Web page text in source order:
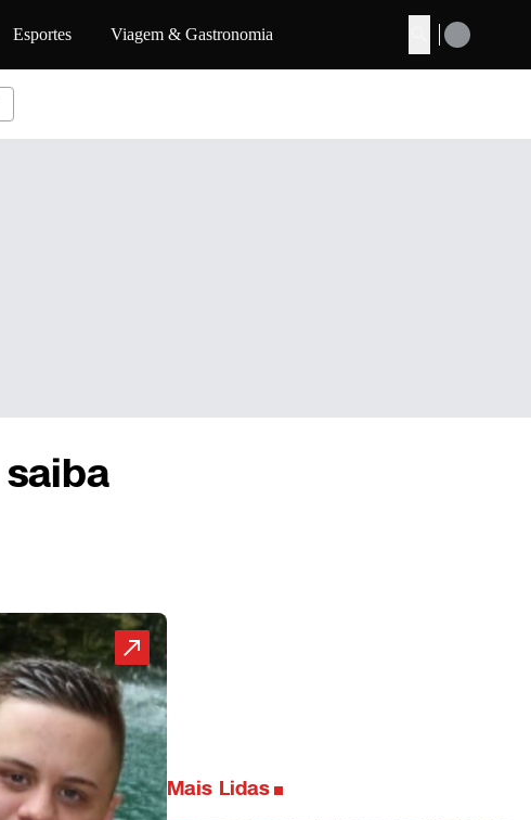
Buscar
Esportes Viagem & Gastronomia
Mais Lidas